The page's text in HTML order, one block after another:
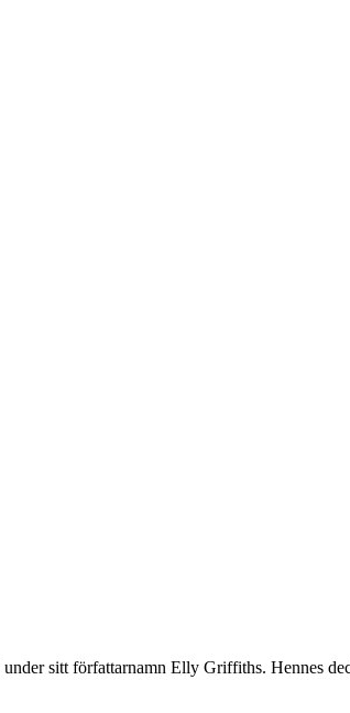
sitt författarnamn Elly Griffiths. Hennes